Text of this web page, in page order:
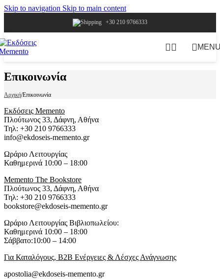
Skip to navigation Skip to main content
+30 210 9766333
Επικοινωνία
Αρχική/Επικοινωνία
Εκδόσεις Memento
Πλούτωνος 33, Δάφνη, Αθήνα
Τηλ: +30 210 9766333
info@ekdoseis-memento.gr
Ωράριο Λειτουργίας
Καθημερινά 10:00 – 18:00
Memento The Bookstore
Πλούτωνος 33, Δάφνη, Αθήνα
Τηλ: +30 210 9766333
bookstore@ekdoseis-memento.gr
Ωράριο Λειτουργίας Βιβλιοπωλείου:
Καθημερινά 10:00 – 18:00
Σάββατο:10:00 – 14:00
Για Καταλόγους, B2B Ενέργειες & Λέσχες Ανάγνωσης
apostolia@ekdoseis-memento.gr